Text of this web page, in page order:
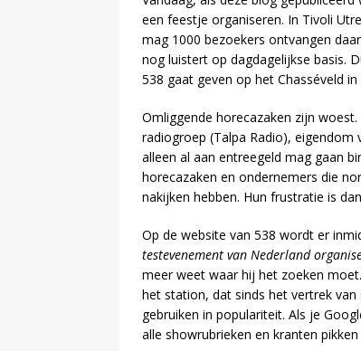
een feestje organiseren. In Tivoli
mag 1000 bezoekers ontvangen
nog luistert op dagdagelijkse basis.
538 gaat geven op het Chasséveld
Omliggende horecazaken zijn
radiogroep (Talpa Radio), eigendom
alleen al aan entreegeld mag gaan
horecazaken en ondernemers die
nakijken hebben. Hun frustratie is
Op de website van 538 wordt er
testevenement van Nederland
meer weet waar hij het zoeken
het station, dat sinds het vertrek
gebruiken in populariteit. Als je
alle showrubrieken en kranten